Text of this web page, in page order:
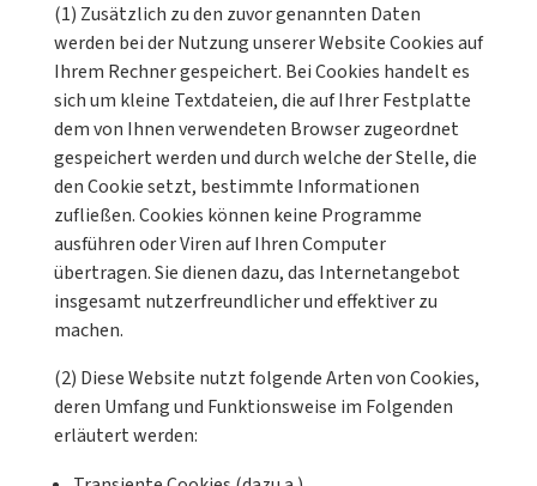
(1) Zusätzlich zu den zuvor genannten Daten
werden bei der Nutzung unserer Website Cookies auf
Ihrem Rechner gespeichert. Bei Cookies handelt es
sich um kleine Textdateien, die auf Ihrer Festplatte
dem von Ihnen verwendeten Browser zugeordnet
gespeichert werden und durch welche der Stelle, die
den Cookie setzt, bestimmte Informationen
zufließen. Cookies können keine Programme
ausführen oder Viren auf Ihren Computer
übertragen. Sie dienen dazu, das Internetangebot
insgesamt nutzerfreundlicher und effektiver zu
machen.
(2) Diese Website nutzt folgende Arten von Cookies,
deren Umfang und Funktionsweise im Folgenden
erläutert werden: